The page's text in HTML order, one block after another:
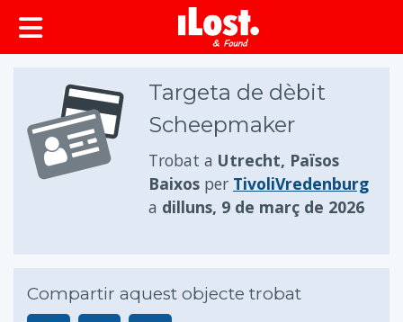
principal
Targeta de dèbit
Scheepmaker
Trobat a Utrecht, Països
Baixos per TivoliVredenburg
a dilluns, 9 de març de 2026
Compartir aquest objecte trobat